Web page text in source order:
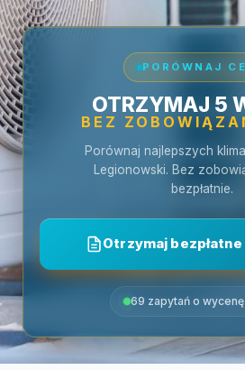
PORÓWNAJ
OTRZYMAJ 5
BEZ
Porównaj najlepszych
Legionowski. Bez
bezpłatnie.
Otrzymaj
69 zapytań o